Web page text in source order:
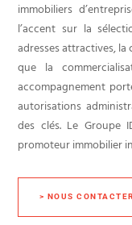
immobiliers
l’accent sur la
adresses attractives,
que la
accompagnement
autorisations
des clés. Le Groupe
promoteur immobilier
> NOUS CONTACTER